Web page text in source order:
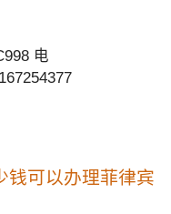
电
钱可以办理菲律宾